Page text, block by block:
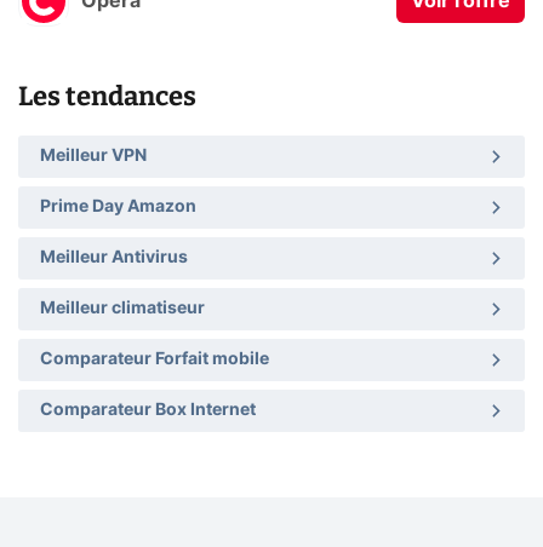
Les tendances
Meilleur VPN
Prime Day Amazon
Meilleur Antivirus
Meilleur climatiseur
Comparateur Forfait mobile
Comparateur Box Internet